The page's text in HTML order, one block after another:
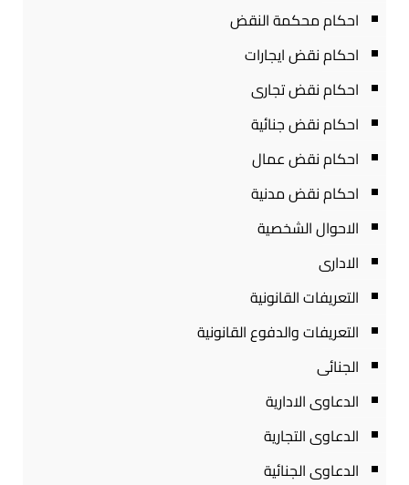
احكام محكمة النقض
احكام نقض ايجارات
احكام نقض تجارى
احكام نقض جنائية
احكام نقض عمال
احكام نقض مدنية
الاحوال الشخصية
الادارى
التعريفات القانونية
التعريفات والدفوع القانونية
الجنائى
الدعاوى الادارية
الدعاوى التجارية
الدعاوى الجنائية